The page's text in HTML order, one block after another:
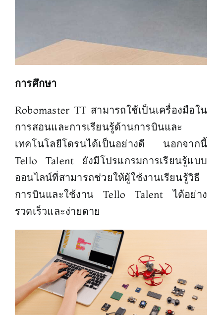
การศึกษา
Robomaster TT สามารถใช้เป็นเครื่องมือใน
การสอนและการเรียนรู้ด้านการบินและ
เทคโนโลยีโดรนได้เป็นอย่างดี นอกจากนี้
Tello Talent ยังมีโปรแกรมการเรียนรู้แบบ
ออนไลน์ที่สามารถช่วยให้ผู้ใช้งานเรียนรู้วิธี
การบินและใช้งาน Tello Talent ได้อย่าง
รวดเร็วและง่ายดาย